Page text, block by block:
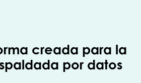
creada para la
por datos